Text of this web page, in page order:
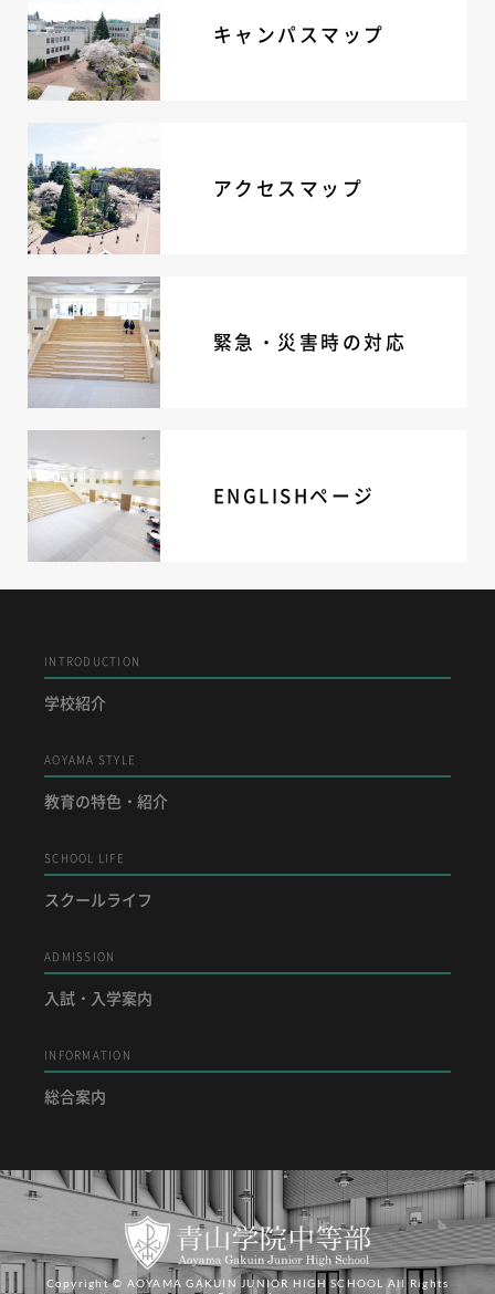
キャンパスマップ
アクセスマップ
緊急・災害時の対応
ENGLISHページ
INTRODUCTION
学校紹介
AOYAMA STYLE
教育の特色・紹介
SCHOOL LIFE
スクールライフ
ADMISSION
入試・入学案内
INFORMATION
総合案内
Copyright © AOYAMA GAKUIN JUNIOR HIGH SCHOOL All Rights